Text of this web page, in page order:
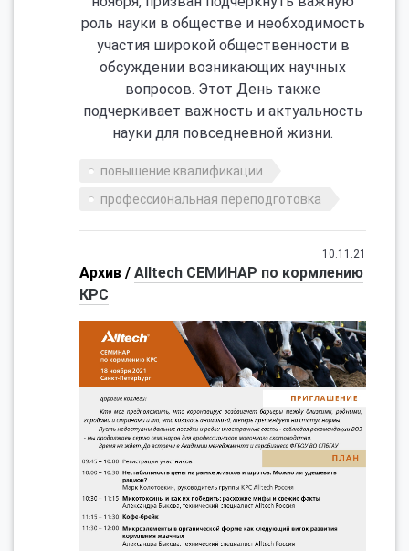
роль науки в обществе и необходимость
участия широкой общественности в
обсуждении возникающих научных
вопросов. Этот День также
подчеркивает важность и актуальность
науки для повседневной жизни.
повышение квалификации
профессиональная переподготовка
10.11.21
Архив / Alltech СЕМИНАР по кормлению
КРС